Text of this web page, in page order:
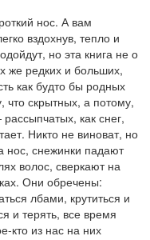
нос. А вам
вздохнув, тепло и
но эта книга не о
же редких и больших,
как будто бы родных
скрытных, а потому,
как снег,
Никто не виноват, но
нос, снежинки падают
волос, сверкают на
Они обречены:
лбами, крутиться и
и терять, все время
кто из нас на них